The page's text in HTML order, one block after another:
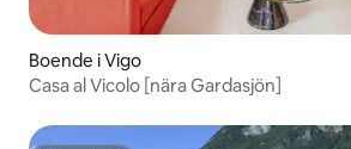
Boende i Vigo
Casa al Vicolo [nära Gardasjön]